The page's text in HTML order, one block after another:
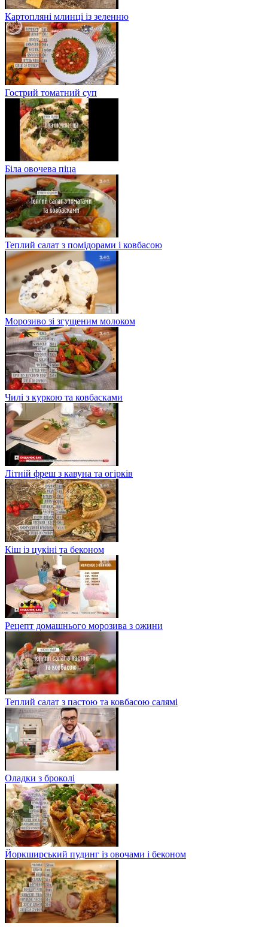
Картопляні млинці із зеленню
Гострий томатний суп
Біла овочева піца
Теплий салат з помідорами і ковбасою
Морозиво зі згущеним молоком
Чилі з куркою та ковбасками
Літній фреш з кавуна та огірків
Кіш із цукіні та беконом
Рецепт домашнього морозива з ожини
Теплий салат з пастою та ковбасою салямі
Оладки з броколі
Йоркширський пудинг із овочами і беконом